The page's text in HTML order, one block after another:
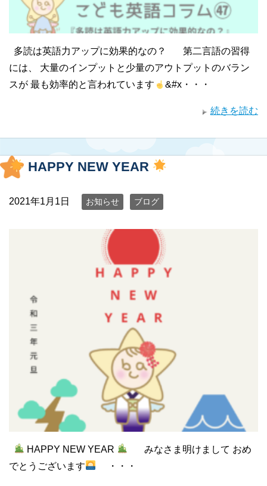
多読は英語力アップに効果的なの？ 第二言語の習得
には、 大量のインプットと少量のアウトプットのバラン
スが 最も効率的と言われています
&#x・・・
続きを読む
HAPPY NEW YEAR
2021年1月1日 お知らせ ブログ
HAPPY NEW YEAR
みなさま明けまして おめ
でとうございます
・・・